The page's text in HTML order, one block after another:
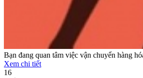
Bạn đang quan tâm việc vận chuyển hàng
Xem chi tiết
16